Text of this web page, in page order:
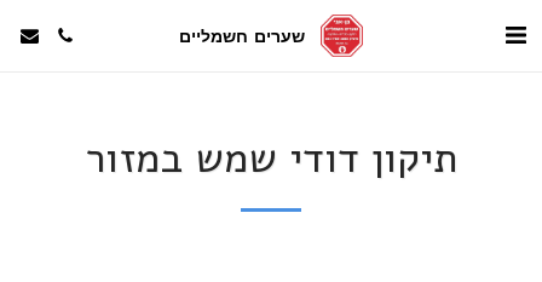
שערים חשמליים
תיקון דודי שמש במזור